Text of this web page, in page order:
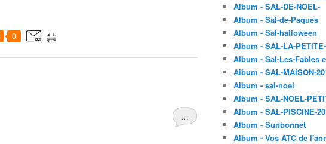
0
…
Album - SAL-DE-NOEL-
Album - Sal-de-Paques
Album - Sal-halloween
Album - SAL-LA-
Album - Sal-Les-Fables
Album - SAL-MAISON-
Album - sal-noel
Album - SAL-NOEL-
Album - SAL-PISCINE-
Album - Sunbonnet
Album - Vos ATC de